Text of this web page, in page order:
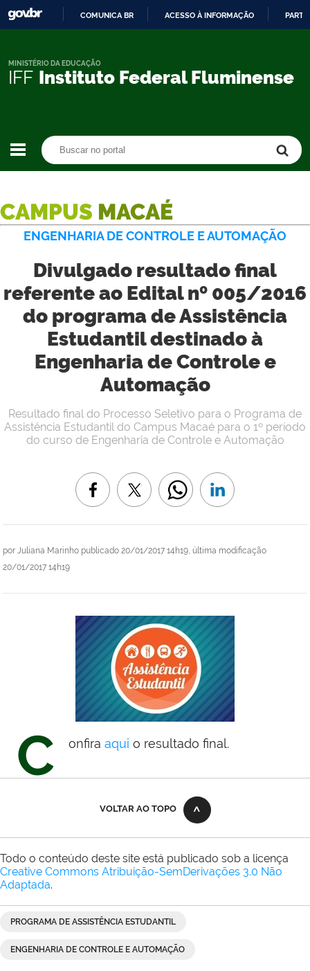
CONTEÚDO
COMUNICA BR ACESSO À INFORMAÇÃO
IFF Instituto Federal Fluminense
MINISTÉRIO DA EDUCAÇÃO
CAMPUS MACAÉ
ENGENHARIA DE CONTROLE E AUTOMAÇÃO
Divulgado resultado final
referente ao Edital nº 005/2016
do programa de Assistência
Estudantil destinado à
Engenharia de Controle e
Automação
por Juliana Marinho publicado 20/01/2017 14h19, última modificação
20/01/2017 14h19
Resultado final do Processo Seletivo para o Programa de
Assistência Estudantil do Campus Macaé para o 1º período
do curso de Engenharia de Controle e Automação
C onfira aqui o resultado final.
VOLTAR AO TOPO
Todo o conteúdo deste site está publicado sob a licença
Creative Commons Atribuição-SemDerivações 3.0 Não
Adaptada.
PROGRAMA DE ASSISTÊNCIA ESTUDANTIL
ENGENHARIA DE CONTROLE E AUTOMAÇÃO